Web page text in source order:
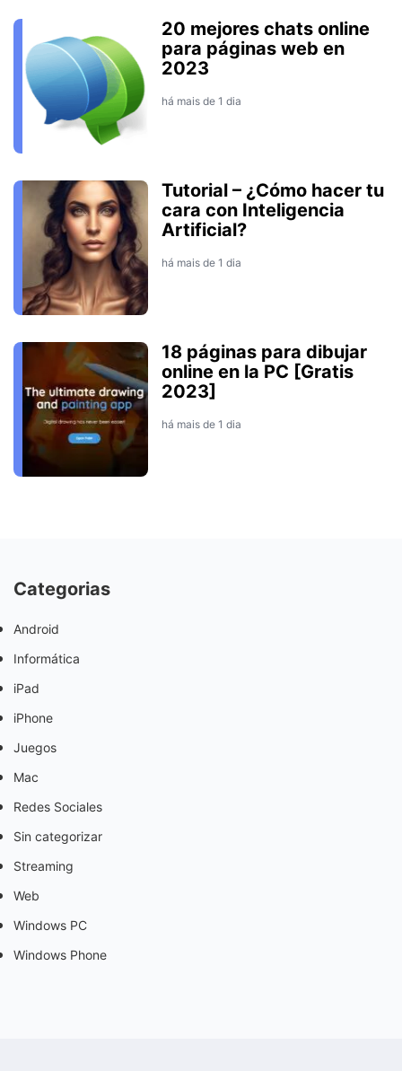
20 mejores chats online
para páginas web en
2023
há mais de 1 dia
Tutorial – ¿Cómo hacer tu
cara con Inteligencia
Artificial?
há mais de 1 dia
18 páginas para dibujar
online en la PC [Gratis
2023]
há mais de 1 dia
Categorias
Android
Informática
iPad
iPhone
Juegos
Mac
Redes Sociales
Sin categorizar
Streaming
Web
Windows PC
Windows Phone